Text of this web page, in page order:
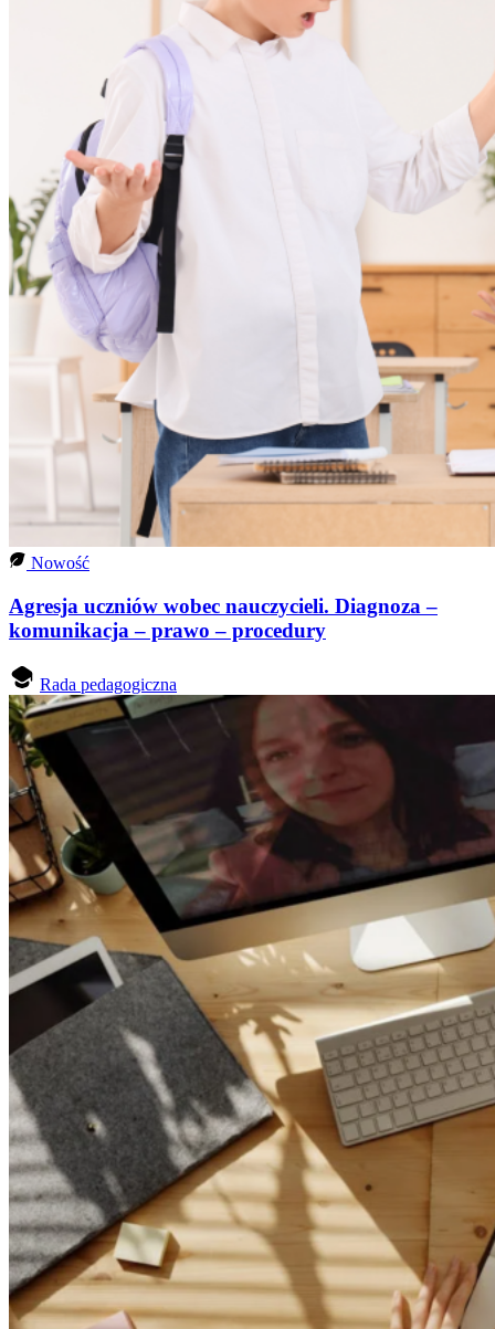
Nowość
Agresja uczniów wobec nauczycieli. Diagnoza –
komunikacja – prawo – procedury
Rada pedagogiczna